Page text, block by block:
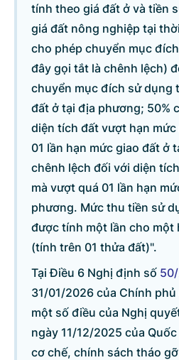
Bản quyền thuộc Cổng Thông
Ghi rõ nguồn 'Cổng Thông tin
'www.chinhphu.vn' khi phát hành
tính theo giá đất ở và tiền
giá đất nông nghiệp tại
cho phép chuyển mục
đây gọi tắt là chênh lệch)
chuyển mục đích sử dụng
đất ở tại địa phương; 50%
diện tích đất vượt hạn
01 lần hạn mức giao đất ở
chênh lệch đối với diện
mà vượt quá 01 lần hạn
phương. Mức thu tiền sử
được tính một lần cho một
(tính trên 01 thửa đất)".
Tại Điều 6 Nghị định số
31/01/2026 của Chính
một số điều của Nghị
ngày 11/12/2025 của
cơ chế, chính sách tháo